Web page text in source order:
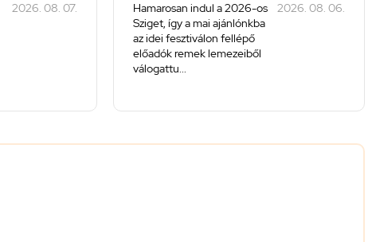
2026. 08. 07.
Hamarosan indul a 2026-os
Sziget, így a mai ajánlónkba
az idei fesztiválon fellépő
előadók remek lemezeiből
válogattu...
2026. 08. 06.